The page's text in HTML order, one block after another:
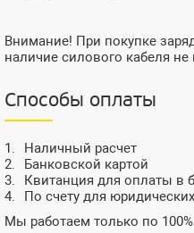
Внимание! При покупке
наличие силового кабеля не
Способы оплаты
Наличный расчет
Банковской картой
Квитанция для оплаты в
По счету для
Мы работаем только по 100%